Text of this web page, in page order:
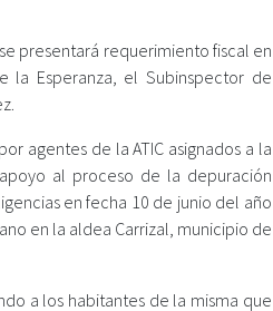
presentará requerimiento fiscal en
Esperanza, el Subinspector de
agentes de la ATIC asignados a la
al proceso de la depuración
en fecha 10 de junio del año
en la aldea Carrizal, municipio de
a los habitantes de la misma que